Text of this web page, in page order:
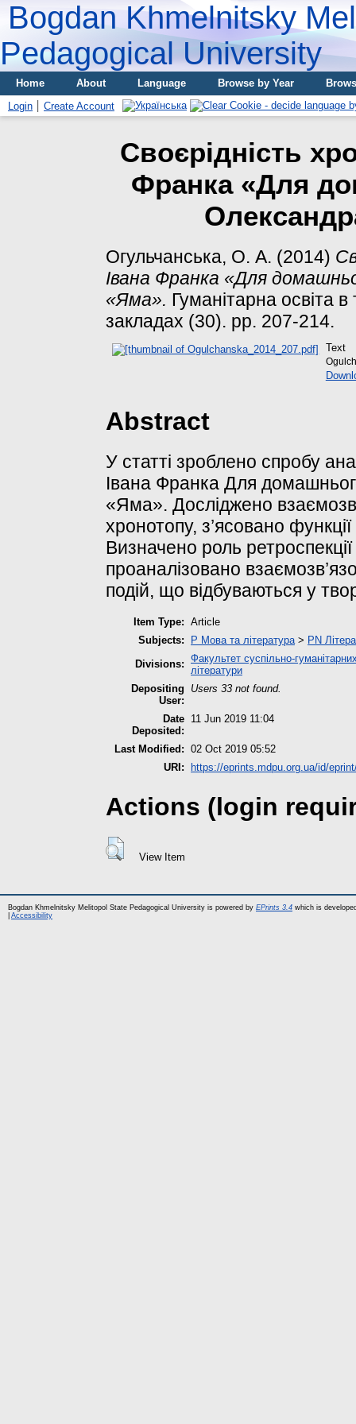
Bogdan Khmelnitsky
Pedagogical University
Home About Language Browse by Year
Login
Create Account
Своєрідність
Франка «Для
Огульчанська, О. А. (2014)
Івана Франка «Для
«Яма». Гуманітарна освіта
закладах (30). pp. 207-214.
Text
Abstract
У статті зроблено спробу
Івана Франка Для
«Яма». Досліджено
хронотопу, з’ясовано
Визначено роль
проаналізовано
подій, що відбуваються у
Item Type: Article
Subjects:
P Мова та література> PN
Divisions: Факультет суспільно-
літератури
Depositing
User:
Users 33 not found.
Date
Deposited:
11 Jun 2019 11:04
Last Modified: 02 Oct 2019 05:52
URI:
https://eprints.mdpu.org.ua/id/
Actions (login
View Item
Bogdan Khmelnitsky Melitopol State Pedagogical University is powered by EPrints 3.4 which is
Accessibility